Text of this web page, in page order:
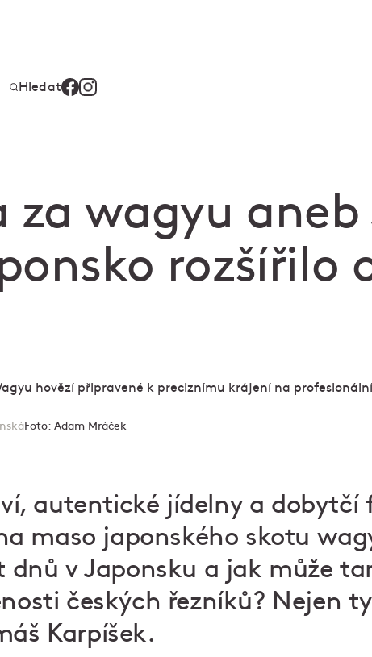
Hledat
za wagyu aneb
rozšířilo
Foto: Adam Mráček
autentické jídelny a dobytčí
maso japonského skotu
dnů v Japonsku a jak může
českých řezníků? Nejen
Karpíšek.